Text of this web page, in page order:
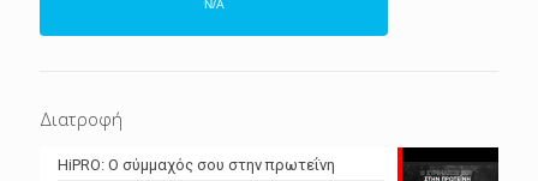
N/A
Διατροφή
HiPRO: Ο σύμμαχός σου στην πρωτεΐνη